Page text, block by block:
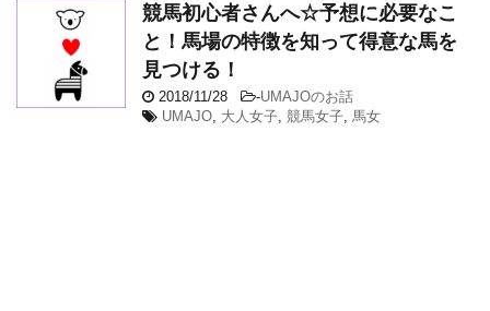
競馬初心者さんへ☆予想に必要なこ
と！馬場の特徴を知って得意な馬を
見つける！
2018/11/28 -UMAJOのお話
UMAJO 大人女子 競馬女子 馬女